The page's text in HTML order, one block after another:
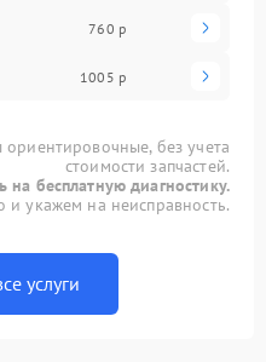
760 р
1005 р
без учета
стоимости запчастей.
на бесплатную диагностику.
укажем на неисправность.
услуги